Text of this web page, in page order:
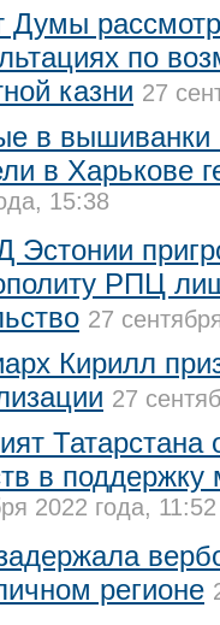
Думы
по
казни 27
в вышиванки
в Харькове
15:38
Эстонии
РПЦ
27
Кирилл
27
Татарстана
в
2022 года, 11:52
регионе